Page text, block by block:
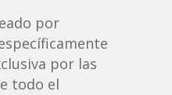
por
por las
todo el